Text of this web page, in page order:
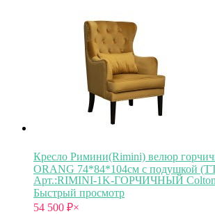
Кресло Римини(Rimini) велюр
ORANG 74*84*104см с подушкой
Арт.:RIMINI-1K-ГОРЧИЧНЫЙ
Быстрый просмотр
54 500 ₽×